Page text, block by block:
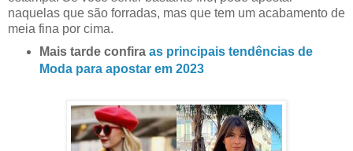
naquelas que são forradas, mas que tem um acabamento de
meia fina por cima.
Mais tarde confira as principais tendências de
Moda para apostar em 2023